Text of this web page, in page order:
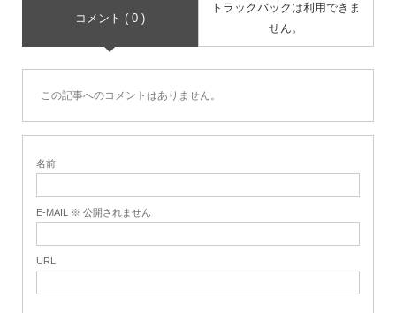
コメント ( 0 )
トラックバックは利用できま
せん。
この記事へのコメントはありません。
名前
E-MAIL ※ 公開されません
URL